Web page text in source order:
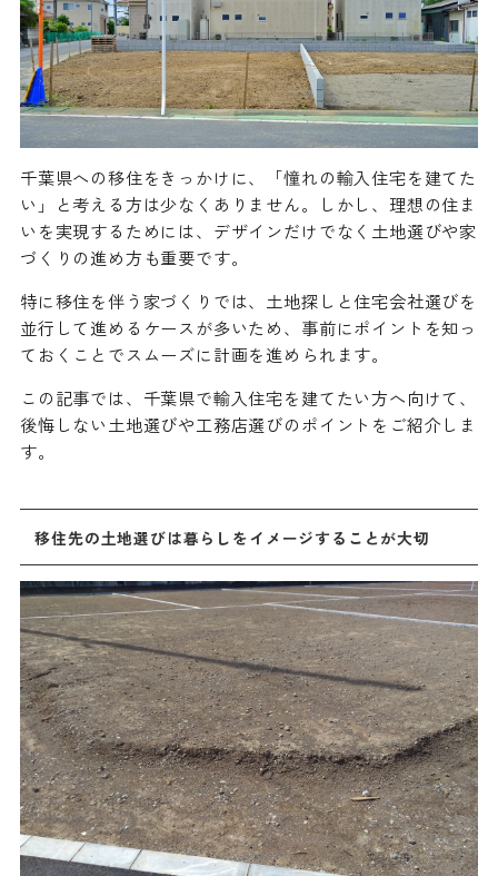
千葉県への移住をきっかけに、「憧れの輸入住宅を建てた
い」と考える方は少なくありません。しかし、理想の住ま
いを実現するためには、デザインだけでなく土地選びや家
づくりの進め方も重要です。
特に移住を伴う家づくりでは、土地探しと住宅会社選びを
並行して進めるケースが多いため、事前にポイントを知っ
ておくことでスムーズに計画を進められます。
この記事では、千葉県で輸入住宅を建てたい方へ向けて、
後悔しない土地選びや工務店選びのポイントをご紹介しま
す。
移住先の土地選びは暮らしをイメージすることが大切